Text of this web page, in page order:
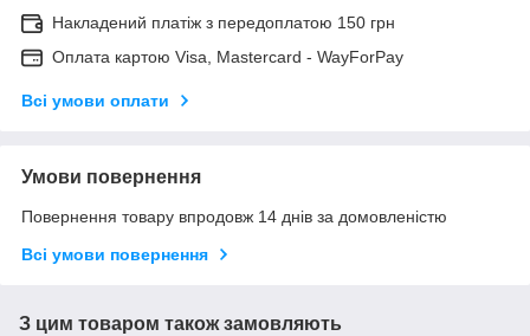
Накладений платіж з передоплатою 150 грн
Оплата картою Visa, Mastercard - WayForPay
Всі умови оплати
Умови повернення
Повернення товару впродовж 14 днів за домовленістю
Всі умови повернення
З цим товаром також замовляють